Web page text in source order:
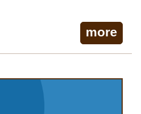
more